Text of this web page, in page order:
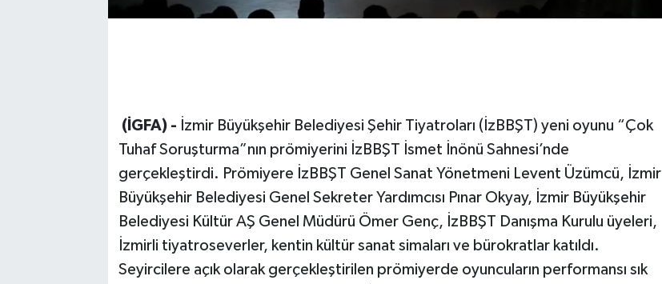
(İGFA) - İzmir Büyükşehir Belediyesi Şehir Tiyatroları (İzBBŞT) yeni oyunu “Çok
Tuhaf Soruşturma”nın prömiyerini İzBBŞT İsmet İnönü Sahnesi’nde
gerçekleştirdi. Prömiyere İzBBŞT Genel Sanat Yönetmeni Levent Üzümcü, İzmir
Büyükşehir Belediyesi Genel Sekreter Yardımcısı Pınar Okyay, İzmir Büyükşehir
Belediyesi Kültür AŞ Genel Müdürü Ömer Genç, İzBBŞT Danışma Kurulu üyeleri,
İzmirli tiyatroseverler, kentin kültür sanat simaları ve bürokratlar katıldı.
Seyircilere açık olarak gerçekleştirilen prömiyerde oyuncuların performansı sık